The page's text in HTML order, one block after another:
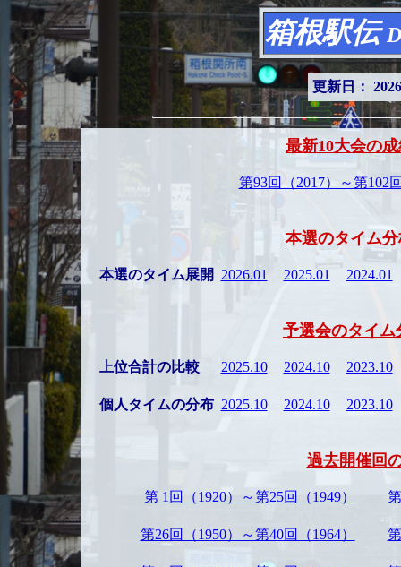
箱根駅伝
更新日：
最新10大会の
第93回（2017）～第102
本選のタイム
本選のタイム展開 2026.01 2025.01 2024.01
予選会のタイム
上位合計の比較 2025.10 2024.10 2023.10
個人タイムの分布 2025.10 2024.10 2023.10
過去開催回
第 1回（1920）～第25回（1949）
第26回（1950）～第40回（1964）